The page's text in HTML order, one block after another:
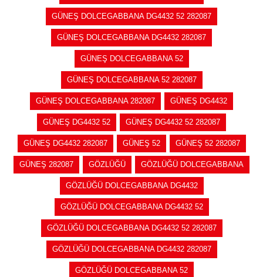
GÜNEŞ DOLCEGABBANA DG4432 52 282087
GÜNEŞ DOLCEGABBANA DG4432 282087
GÜNEŞ DOLCEGABBANA 52
GÜNEŞ DOLCEGABBANA 52 282087
GÜNEŞ DOLCEGABBANA 282087 GÜNEŞ DG4432
GÜNEŞ DG4432 52 GÜNEŞ DG4432 52 282087
GÜNEŞ DG4432 282087 GÜNEŞ 52 GÜNEŞ 52 282087
GÜNEŞ 282087 GÖZLÜĞÜ GÖZLÜĞÜ DOLCEGABBANA
GÖZLÜĞÜ DOLCEGABBANA DG4432
GÖZLÜĞÜ DOLCEGABBANA DG4432 52
GÖZLÜĞÜ DOLCEGABBANA DG4432 52 282087
GÖZLÜĞÜ DOLCEGABBANA DG4432 282087
GÖZLÜĞÜ DOLCEGABBANA 52